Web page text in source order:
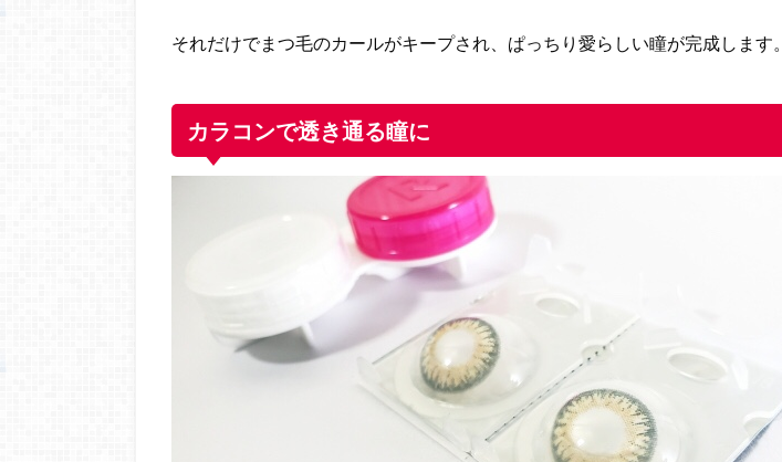
それだけでまつ毛のカールがキープされ、ぱっちり愛らしい瞳が完成します。
カラコンで透き通る瞳に